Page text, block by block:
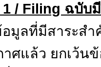
/ Filing ฉบับ
อมูลที่มีสาระส
ศแล้ว ยกเว้น